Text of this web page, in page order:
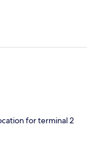
for terminal 2